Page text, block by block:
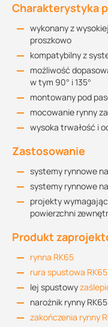
Charakterystyka
wykonany z
proszkowo
kompatybilny z
możliwość
w tym 90° i 135°
montowany pod
mocowanie rynny
wysoka trwałość i
Zastosowanie
systemy rynnowe
systemy rynnowe
projekty
powierzchni
Produkt
rynna RK65
rura spustowa RK65
lej spustowy
narożnik rynny RK65
zakończenia rynny